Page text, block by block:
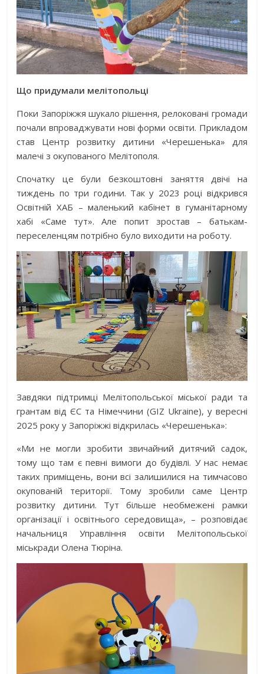
Що придумали мелітопольці
Поки Запоріжжя шукало рішення, релоковані громади
почали впроваджувати нові форми освіти. Прикладом
став Центр розвитку дитини «Черешенька» для
малечі з окупованого Мелітополя.
Спочатку це були безкоштовні заняття двічі на
тиждень по три години. Так у 2023 році відкрився
Освітній ХАБ – маленький кабінет в гуманітарному
хабі «Саме тут». Але попит зростав – батькам-
переселенцям потрібно було виходити на роботу.
Завдяки підтримці Мелітопольської міської ради та
грантам від ЄС та Німеччини (GIZ Ukraine), у вересні
2025 року у Запоріжжі відкрилась «Черешенька»:
«Ми не могли зробити звичайний дитячий садок,
тому що там є певні вимоги до будівлі. У нас немає
таких приміщень, вони всі залишилися на тимчасово
окупованій території. Тому зробили саме Центр
розвитку дитини. Тут більше необмежені рамки
організації і освітнього середовища», – розповідає
начальниця Управління освіти Мелітопольської
міськради Олена Тюріна.